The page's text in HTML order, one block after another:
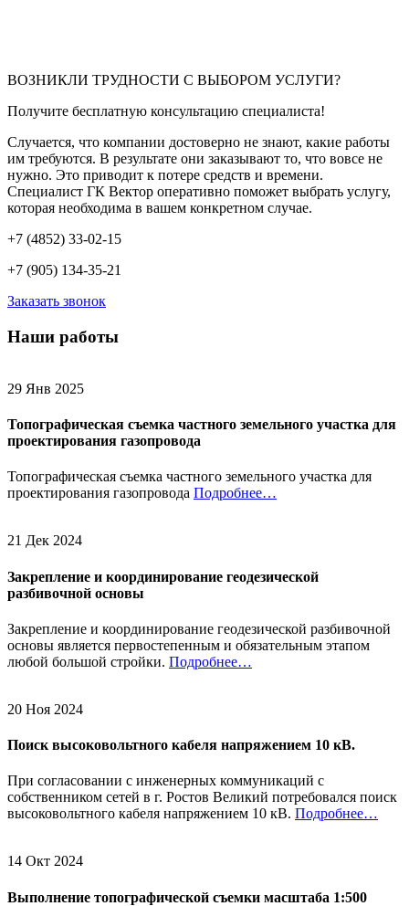
ВОЗНИКЛИ ТРУДНОСТИ С ВЫБОРОМ УСЛУГИ?
Получите бесплатную консультацию специалиста!
Случается, что компании достоверно не знают, какие работы
им требуются. В результате они заказывают то, что вовсе не
нужно. Это приводит к потере средств и времени.
Специалист ГК Вектор оперативно поможет выбрать услугу,
которая необходима в вашем конкретном случае.
+7 (4852) 33-02-15
+7 (905) 134-35-21
Заказать звонок
Наши работы
29 Янв 2025
Топографическая съемка частного земельного участка для
проектирования газопровода
Топографическая съемка частного земельного участка для
проектирования газопровода Подробнее…
21 Дек 2024
Закрепление и координирование геодезической
разбивочной основы
Закрепление и координирование геодезической разбивочной
основы является первостепенным и обязательным этапом
любой большой стройки. Подробнее…
20 Ноя 2024
Поиск высоковольтного кабеля напряжением 10 кВ.
При согласовании с инженерных коммуникаций с
собственником сетей в г. Ростов Великий потребовался поиск
высоковольтного кабеля напряжением 10 кВ. Подробнее…
14 Окт 2024
Выполнение топографической съемки масштаба 1:500